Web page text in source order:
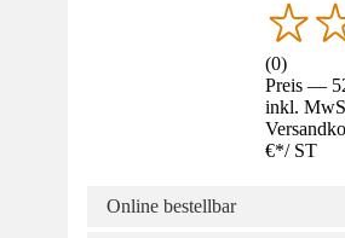
(0)
Preis —
inkl.
€*/ ST
Online bestellbar